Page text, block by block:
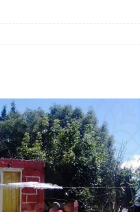
DE GAS NATURAL NO
ENERGÉTICA*
ECONOMÍA
proteger a mujeres de violencia
de acompañar a la Presidenta: